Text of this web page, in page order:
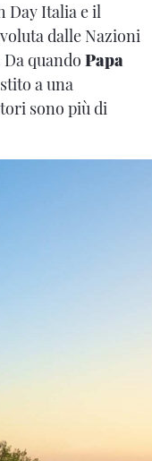
Day Italia e il
dalle Nazioni
quando Papa
a una
sono più di